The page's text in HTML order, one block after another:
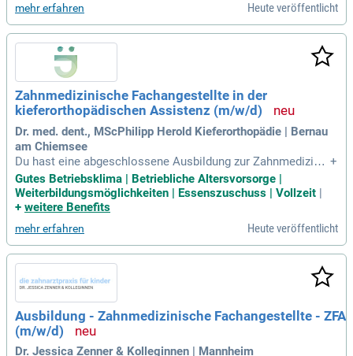
assistenz gekonnt
mehr erfahren Heute veröffentlicht
Zahnmedizinische Fachangestellte in der
kieferorthopädischen Assistenz (m/w/d)
Dr. med. dent., MScPhilipp Herold Kieferorthopädie | Bernau
am Chiemsee
Du hast eine abgeschlossene Ausbildung zur Zahnmedizinis
chen Fachangestellten und bringst Freude an deinem Beruf
mit. KFO-Erfahrung ist wünschenswert, aber keine Vorausse
tzung. Gerne lernen wir dich ein und bringen dir das notwend
+
Gutes Betriebsklima | Betriebliche Altersvorsorge |
Weiterbildungsmöglichkeiten | Essenszuschuss | Vollzeit |
+ weitere Benefits
mehr erfahren Heute veröffentlicht
Ausbildung - Zahnmedizinische Fachangestellte - ZFA
(m/w/d)
Dr. Jessica Zenner & Kolleginnen | Mannheim